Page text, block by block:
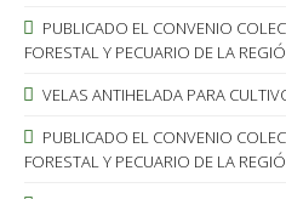
PUBLICADO EL CONVENIO
FORESTAL Y PECUARIO DE LA
VELAS ANTIHELADA PARA
PUBLICADO EL CONVENIO
FORESTAL Y PECUARIO DE LA